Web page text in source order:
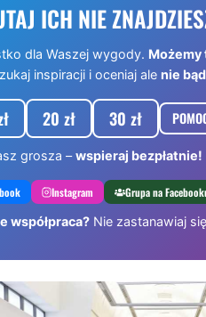
ICH NIE
dla Waszej wygody. Możemy
inspiracji i oceniaj ale nie
20 zł 30 zł
grosza –wspieraj bezpłatnie!
Instagram
Grupa na
współpraca? Nie zastanawiaj